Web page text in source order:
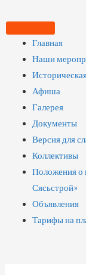
Главная
Наши
Афиша
Галерея
Документы
Версия для
Коллективы
Положения о
Сясьстрой»
Объявления
Тарифы на